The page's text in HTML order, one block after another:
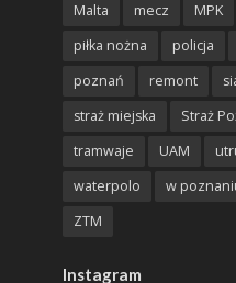
Malta
mecz MPK
piłka nożna
policja
poznań
remont
straż miejska
Straż
tramwaje
UAM
waterpolo
w
ZTM
Instagram